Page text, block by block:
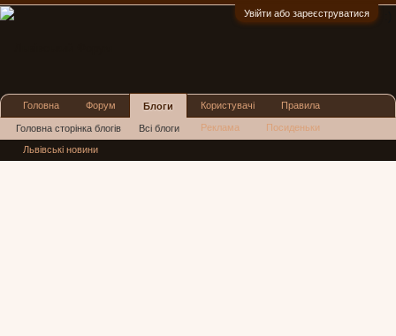
Увійти або зареєструватися
Головна Форум Блоги
Головна сторінка блогів Всі блоги
Користувачі Правила
Реклама Посиденьки
Львівські новини